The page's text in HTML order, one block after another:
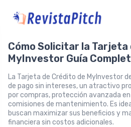
Cómo Solicitar la Tarjeta
MyInvestor Guía
La Tarjeta de Crédito de MyInvestor
de pago sin intereses, un atractivo
por compras, protección avanzada
comisiones de mantenimiento. Es
buscan maximizar sus beneficios y
financiera sin costos adicionales.